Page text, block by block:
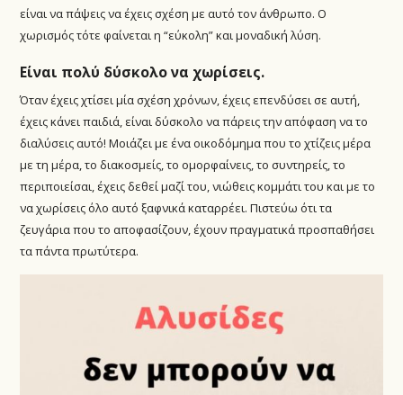
είναι να πάψεις να έχεις σχέση με αυτό τον άνθρωπο. Ο
χωρισμός τότε φαίνεται η “εύκολη” και μοναδική λύση.
Είναι πολύ δύσκολο να χωρίσεις.
Όταν έχεις χτίσει μία σχέση χρόνων, έχεις επενδύσει σε αυτή,
έχεις κάνει παιδιά, είναι δύσκολο να πάρεις την απόφαση να το
διαλύσεις αυτό! Μοιάζει με ένα οικοδόμημα που το χτίζεις μέρα
με τη μέρα, το διακοσμείς, το ομορφαίνεις, το συντηρείς, το
περιποιείσαι, έχεις δεθεί μαζί του, νιώθεις κομμάτι του και με το
να χωρίσεις όλο αυτό ξαφνικά καταρρέει. Πιστεύω ότι τα
ζευγάρια που το αποφασίζουν, έχουν πραγματικά προσπαθήσει
τα πάντα πρωτύτερα.